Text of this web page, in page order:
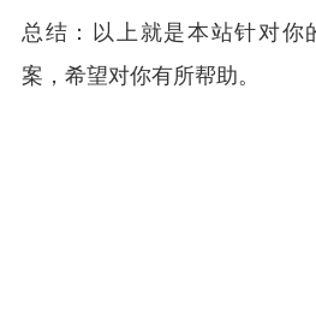
总结：以上就是本站针对你
案，希望对你有所帮助。